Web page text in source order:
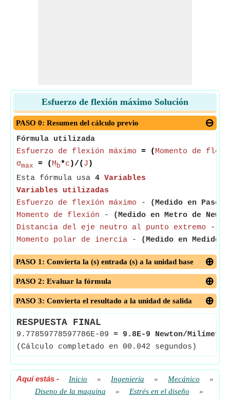
Esfuerzo de flexión máximo Solución
PASO 0: Resumen del cálculo previo
Fórmula utilizada
Esfuerzo de flexión máximo = ( Momento de
σmax = ( Mb*c )/( J )
Esta fórmula usa 4 Variables
Variables utilizadas
Esfuerzo de flexión máximo -
(Medido en
Momento de flexión -
(Medido en Metro de
Distancia del eje neutro al punto extremo -
Momento polar de inercia - (Medido en
PASO 1: Convierta la (s) entrada (s) a la unidad base
PASO 2: Evaluar la fórmula
PASO 3: Convierta el resultado a la unidad de salida
RESPUESTA FINAL
9.77859778597786E-09 ≈ 9.8E-9 Newton/
(Cálculo completado en 00.042 segundos)
Aquí estás - Inicio » Ingenieria » Mecánico
»
Diseno de la maquina
» Estrés en el diseño
»